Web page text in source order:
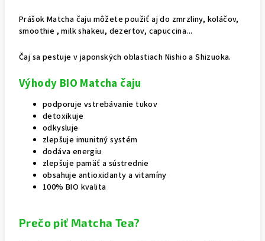
Prášok Matcha čaju môžete použiť aj do zmrzliny, koláčov,
smoothie , milk shakeu, dezertov, capuccina...
Čaj sa pestuje v japonských oblastiach Nishio a Shizuoka.
Výhody BIO Matcha čaju
podporuje vstrebávanie tukov
detoxikuje
odkysluje
zlepšuje imunitný systém
dodáva energiu
zlepšuje pamäť a sústrednie
obsahuje antioxidanty a vitamíny
100% BIO kvalita
Prečo piť Matcha Tea?